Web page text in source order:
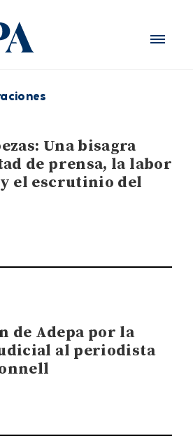
Una bisagra
de prensa, la labor
el escrutinio del
de Adepa por la
al periodista